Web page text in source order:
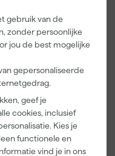
gebruik van de
zonder persoonlijke
jou de best mogelijke
gepersonaliseerde
geef je
cookies, inclusief
Kies je
functionele en
vind je in ons
Go!Paint Roll
Verfemmer -
18cm Roller -
8L + 5
Inzetemmers
en deksel
bezorgd